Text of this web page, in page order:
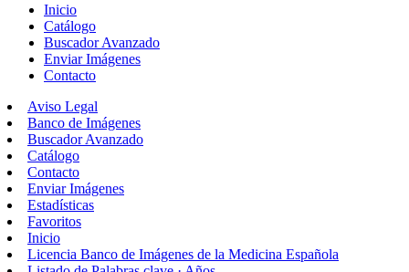
Inicio
Catálogo
Buscador Avanzado
Enviar Imágenes
Contacto
Aviso Legal
Banco de Imágenes
Buscador Avanzado
Catálogo
Contacto
Enviar Imágenes
Estadísticas
Favoritos
Inicio
Licencia Banco de Imágenes de la Medicina Española